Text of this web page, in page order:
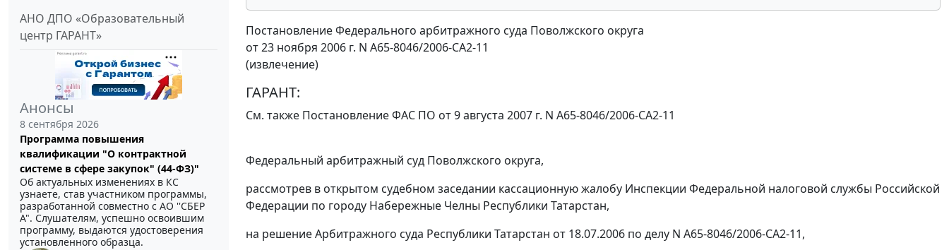
АНО ДПО «Образовательный
центр ГАРАНТ»
Анонсы
8 сентября 2026
Программа повышения
квалификации "О контрактной
системе в сфере закупок" (44-ФЗ)"
Об актуальных изменениях в КС
узнаете, став участником программы,
разработанной совместно с АО ''СБЕР
А". Слушателям, успешно освоившим
программу, выдаются удостоверения
установленного образца.
Постановление Федерального арбитражного суда Поволжского округа
от 23 ноября 2006 г. N А65-8046/2006-СА2-11
(извлечение)
ГАРАНТ:
См. также ПостановлениеФАС ПО от 9 августа 2007 г. N А65-8046/2006-СА2-11
Федеральный арбитражный суд Поволжского округа,
рассмотрев в открытом судебном заседании кассационную жалобу Инспекции Федеральной налоговой службы Российской
Федерации по городу Набережные Челны Республики Татарстан,
на решение Арбитражного суда Республики Татарстан от 18.07.2006 по делу N А65-8046/2006-СА2-11,